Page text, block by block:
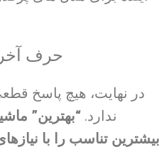
حرف
در نهایت، هیچ پاسخ
ندارد. “بهترین”
بیشترین تناسب را با